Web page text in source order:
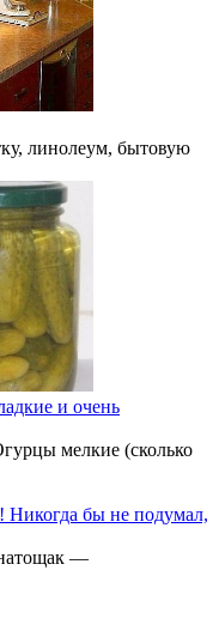
линолеум, бытовую
и очень
мелкие (сколько
Никогда бы не подумал,
—